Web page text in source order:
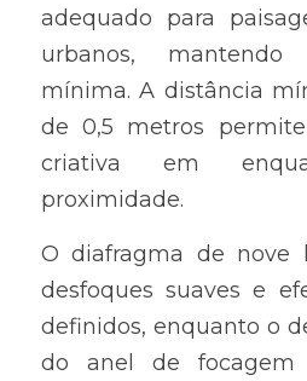
adequado para
urbanos,
mínima. A distância
de 0,5 metros
criativa em
proximidade.
O diafragma de nove
desfoques suaves e
definidos, enquanto o
do anel de focagem